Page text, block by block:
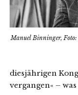
Manuel Binninger,
diesjährigen
vergangen« – was